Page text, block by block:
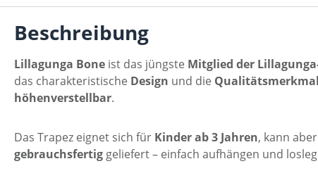
Beschreibung
Lillagunga Bone ist das jüngste Mitglied der
das charakteristische Design und die
höhenverstellbar.
Das Trapez eignet sich für Kinder ab 3 Jahren, kann
gebrauchsfertig geliefert – einfach aufhängen und